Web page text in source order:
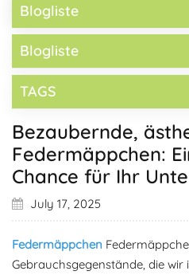
Blogliste
Blogliste
TAGS
Bezaubernde,
Federmäppchen:
Chance für Ihr
July 17, 2025
Federmäppchen
Gebrauchsgegenstände, die